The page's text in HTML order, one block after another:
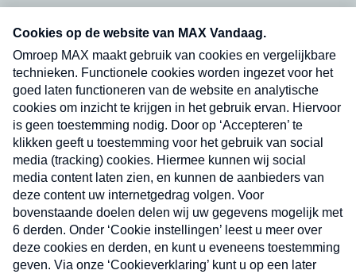
nieuwsbrief. Elke vrijdag- en dinsdagochtend in
uw mailbox.
Verzend
Nieuwsbrief